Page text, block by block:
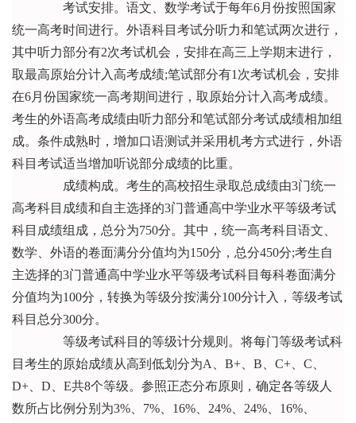
考试安排。语文、数学考试于每年6月份按照国家
统一高考时间进行。外语科目考试分听力和笔试两次进行，
其中听力部分有2次考试机会，安排在高三上学期末进行，
取最高原始分计入高考成绩;笔试部分有1次考试机会，安排
在6月份国家统一高考期间进行，取原始分计入高考成绩。
考生的外语高考成绩由听力部分和笔试部分考试成绩相加组
成。条件成熟时，增加口语测试并采用机考方式进行，外语
科目考试适当增加听说部分成绩的比重。
成绩构成。考生的高校招生录取总成绩由3门统一
高考科目成绩和自主选择的3门普通高中学业水平等级考试
科目成绩组成，总分为750分。其中，统一高考科目语文、
数学、外语的卷面满分分值均为150分，总分450分;考生自
主选择的3门普通高中学业水平等级考试科目每科卷面满分
分值均为100分，转换为等级分按满分100分计入，等级考试
科目总分300分。
等级考试科目的等级计分规则。将每门等级考试科
目考生的原始成绩从高到低划分为A、B+、B、C+、C、
D+、D、E共8个等级。参照正态分布原则，确定各等级人
数所占比例分别为3%、7%、16%、24%、24%、16%、